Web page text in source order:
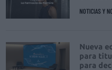
NOTICIAS Y
Nueva
para
para